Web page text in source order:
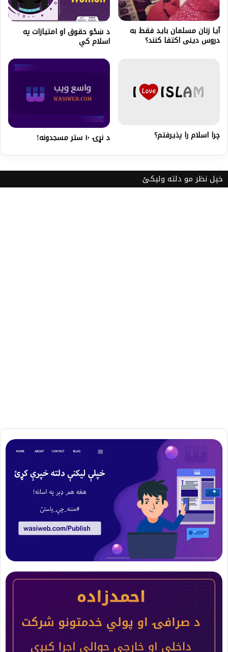
آیا زنان مسلمان باید فقط به
دروس دینی اکتفا کنند؟
د ښځو حقوق او امتيازات په
اسلام کې
چرا اسلام را پذیرفتم؟ د نړۍ ۱۰ ستر مسجدونه!
خپل نظر مو دلته ولیکئ